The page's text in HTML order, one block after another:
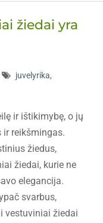
žiedai yra
juvelyrika,
ir ištikimybę, o jų
reikšmingas.
žiedus,
žiedai, kurie ne
elegancija.
svarbus,
vestuviniai žiedai